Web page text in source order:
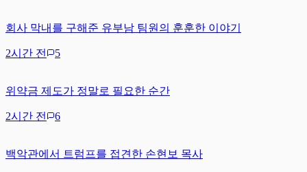
회사 막내를 구해준 유부남 팀원의 훈훈한 이야기
2시간 전 5
위약금 제도가 정말로 필요한 순간
2시간 전 6
백악관에서 트럼프를 접견한 손현보 목사